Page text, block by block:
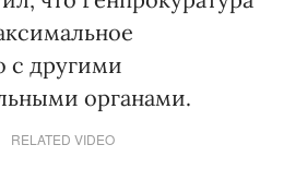
с другими
органами.
RELATED VIDEO